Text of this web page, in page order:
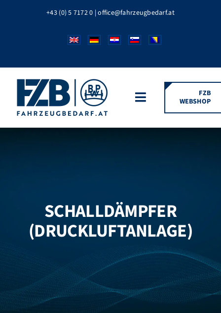
+43 (0) 5 7172 0 |office@fahrzeugbedarf.at
Toggle
Navigation
BPW MARKEN
FZB ALU
BLOG
FZB
WEBSHOP
SCHALLDÄMPFER
(DRUCKLUFTANLAGE)